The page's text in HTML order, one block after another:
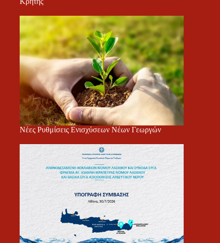
Νέες Ρυθμίσεις Ενισχύσεων Νέων Γεωργών